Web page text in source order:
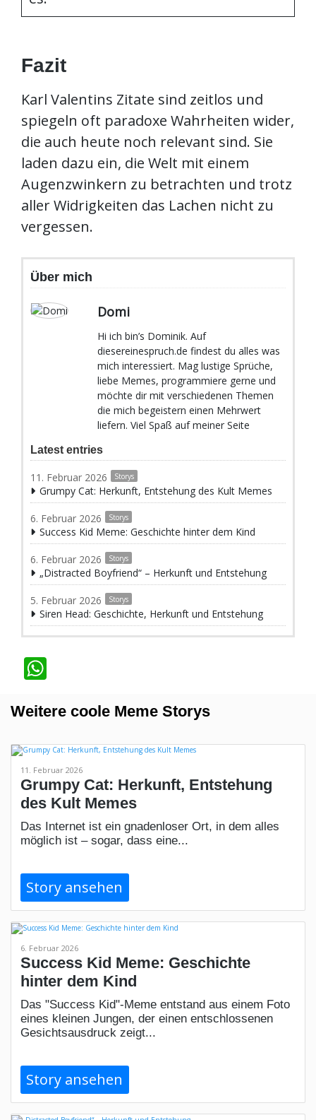
Fazit
Karl Valentins Zitate sind zeitlos und
spiegeln oft paradoxe Wahrheiten wider,
die auch heute noch relevant sind. Sie
laden dazu ein, die Welt mit einem
Augenzwinkern zu betrachten und trotz
aller Widrigkeiten das Lachen nicht zu
vergessen.
Über mich
Domi
Hi ich bin’s Dominik. Auf
diesereinespruch.de findest du alles was
mich interessiert. Mag lustige Sprüche,
liebe Memes, programmiere gerne und
möchte dir mit verschiedenen Themen
die mich begeistern einen Mehrwert
liefern. Viel Spaß auf meiner Seite
Latest entries
11. Februar 2026 Storys
Grumpy Cat: Herkunft, Entstehung des Kult Memes
6. Februar 2026 Storys
Success Kid Meme: Geschichte hinter dem Kind
6. Februar 2026 Storys
„Distracted Boyfriend“ – Herkunft und Entstehung
5. Februar 2026 Storys
Siren Head: Geschichte, Herkunft und Entstehung
Weitere coole Meme Storys
11. Februar 2026
Grumpy Cat: Herkunft, Entstehung
des Kult Memes
Das Internet ist ein gnadenloser Ort, in dem alles
möglich ist – sogar, dass eine...
Story ansehen
6. Februar 2026
Success Kid Meme: Geschichte
hinter dem Kind
Das "Success Kid"-Meme entstand aus einem Foto
eines kleinen Jungen, der einen entschlossenen
Gesichtsausdruck zeigt...
Story ansehen